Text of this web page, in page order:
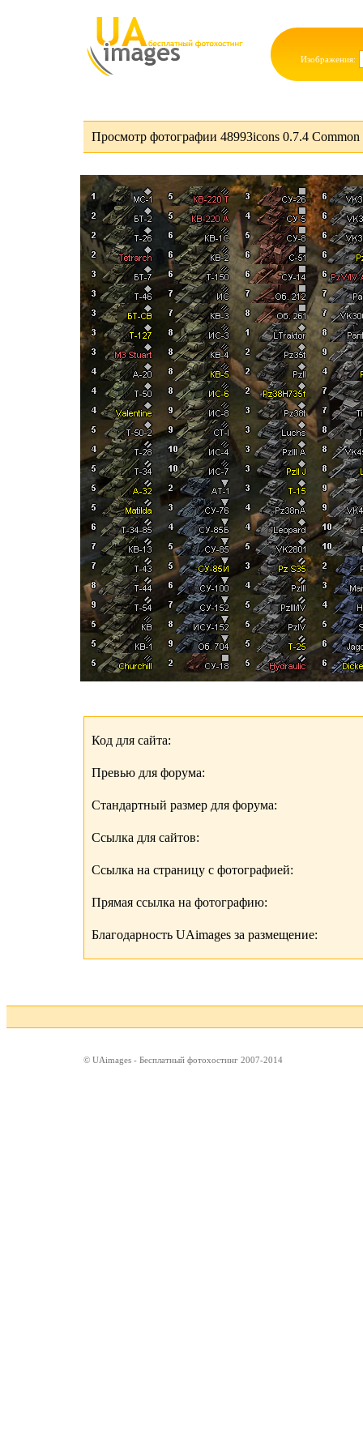
Изображения:
Просмотр фотографии 48993icons 0.7.4
Код для сайта:
Превью для форума:
Стандартный размер для форума:
Ссылка для сайтов:
Ссылка на страницу с фотографией:
Прямая ссылка на фотографию:
Благодарность UAimages за размещение:
© UAimages - Бесплатный фотохостинг 2007-2014